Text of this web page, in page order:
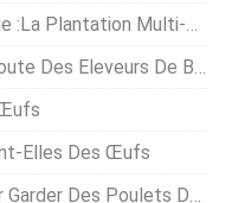
Multi-Hybrides
De Bétail Et Des Éleveurs
Elles Des Œufs
Poulets De Basse-Cour